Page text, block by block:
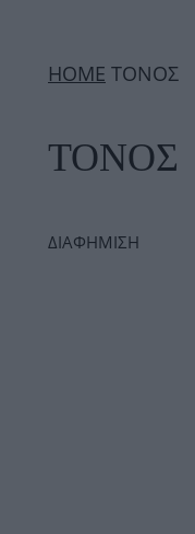
ΗΟΜΕ ΤΟΝΟΣ
ΤΟΝΟΣ
ΔΙΑΦΗΜΙΣΗ